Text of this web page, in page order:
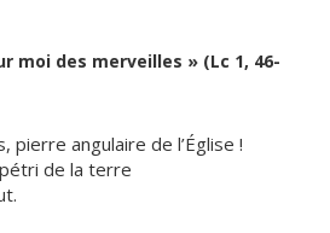
moi des merveilles » (Lc 1, 46-
pierre angulaire de l’Église !
de la terre